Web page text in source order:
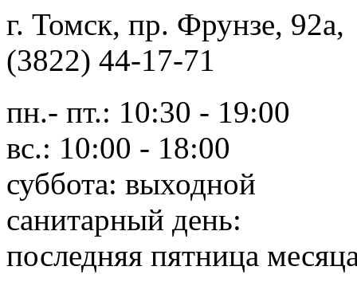
г. Томск, пр. Фрунзе,
(3822) 44-17-71
пн.- пт.: 10:30 - 19:00
вс.: 10:00 - 18:00
суббота: выходной
санитарный день:
последняя пятница